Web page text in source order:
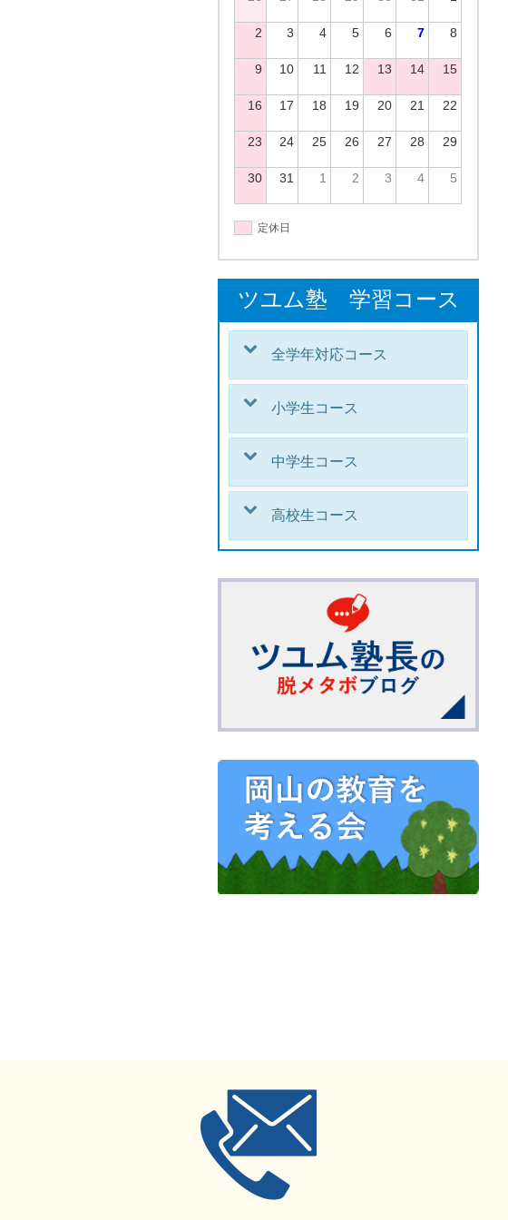
2 3 4 5 6 7 8
9 10 11 12 13 14 15
16 17 18 19 20 21 22
23 24 25 26 27 28 29
30 31 1 2 3 4 5
定休日
ツユム塾 学習コース
全学年対応コース
小学生コース
中学生コース
高校生コース